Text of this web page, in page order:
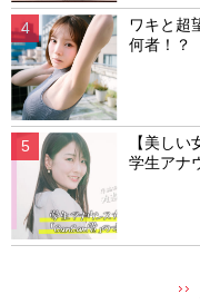
ワキと超
何者！？
【美し
学生アナ